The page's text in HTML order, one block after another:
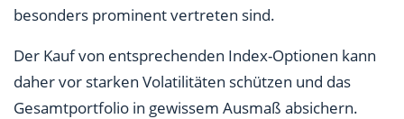
besonders prominent vertreten sind.
Der Kauf von entsprechenden Index-Optionen kann
daher vor starken Volatilitäten schützen und das
Gesamtportfolio in gewissem Ausmaß absichern.